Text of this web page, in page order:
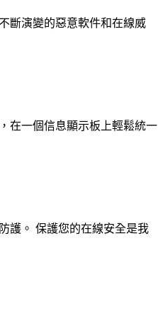
斷演變的惡意軟件和在線威
在一個信息顯示板上輕鬆統一
護。 保護您的在線安全是我